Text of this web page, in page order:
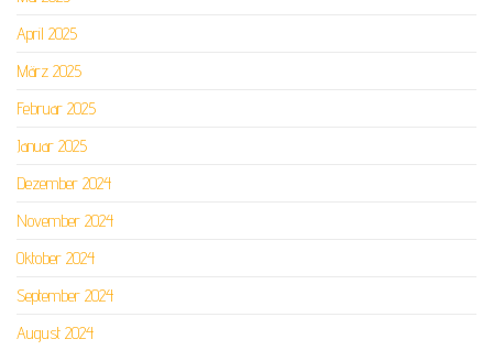
April 2025
März 2025
Februar 2025
Januar 2025
Dezember 2024
November 2024
Oktober 2024
September 2024
August 2024